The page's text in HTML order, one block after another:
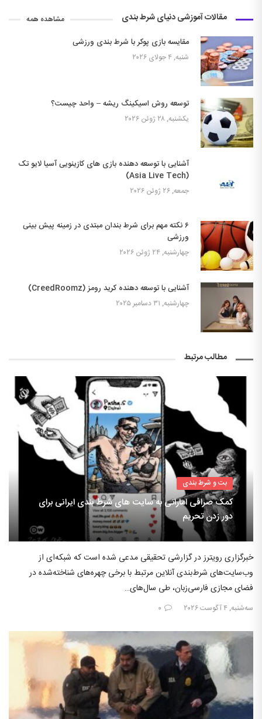
مقالات آموزشی دنیای شرط بندی مشاهده همه
مقایسه بازی پوکر با شرط بندی ورزشی
شنبه, ۴ جولای ۲۰۲۶
توسعه روش اسیکینگ ریشه – واحد چیست؟
یکشنبه, ۲۸ ژوئن ۲۰۲۶
آشنایی با توسعه دهنده بازی های کازینویی آسیا لایو تک
(Asia Live Tech)
جمعه, ۲۶ ژوئن ۲۰۲۶
۶ نکته مهم برای شرط بندان مبتدی در زمینه پیش بینی
ورزشی
چهارشنبه, ۲۴ ژوئن ۲۰۲۶
آشنایی با توسعه دهنده کرید رومز (CreedRoomz)
چهارشنبه, ۳۱ دسامبر ۲۰۲۵
مطالب مرتبط
بت و شرط بندی
کمک صرافی اماراتی به سایت های شرط بندی ایرانی برای
دور زدن تحریم
خبرگزاری رویترز در گزارشی تحقیقی مدعی شده است که شبکه‌ای از
وب‌سایت‌های شرط‌بندی آنلاین مرتبط با برخی چهره‌های شناخته‌شده در
فضای مجازی فارسی‌زبان، طی سال‌های…
سه‌شنبه, ۴ آگوست ۲۰۲۶ ۰